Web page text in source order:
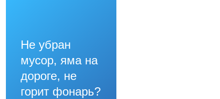
Не убран
мусор, яма на
дороге, не
горит фонарь?